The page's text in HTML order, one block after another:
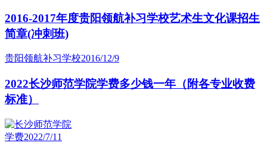
2016-2017年度贵阳领航补习学校艺术生文化课招生
简章(冲刺班)
贵阳领航补习学校2016/12/9
2022长沙师范学院学费多少钱一年（附各专业收费
标准）
学费2022/7/11